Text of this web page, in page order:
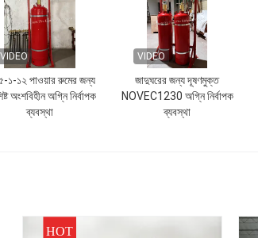
VIDEO
১-১২ পাওয়ার রুমের জন্য
অংশবিহীন অগ্নি নির্বাপক
ব্যবস্থা
VIDEO
জাদুঘরের জন্য দূষণমুক্ত
NOVEC1230 অগ্নি নির্বাপক
ব্যবস্থা
HOT